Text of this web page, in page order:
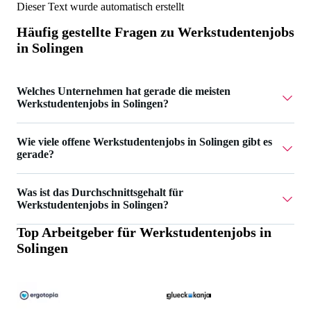
Dieser Text wurde automatisch erstellt
Häufig gestellte Fragen zu Werkstudentenjobs
in Solingen
Welches Unternehmen hat gerade die meisten
Werkstudentenjobs in Solingen?
Wie viele offene Werkstudentenjobs in Solingen gibt es
gerade?
Was ist das Durchschnittsgehalt für
Werkstudentenjobs in Solingen?
Das Durchschnittsgehalt für Werkstudentenjobs in Solingen
ist 21 €.
Top Arbeitgeber für Werkstudentenjobs in
Solingen